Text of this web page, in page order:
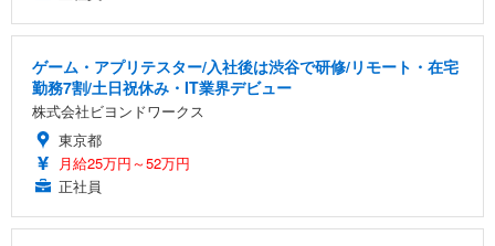
ゲーム・アプリテスター/入社後は渋谷で研修/リモート・在宅
勤務7割/土日祝休み・IT業界デビュー
株式会社ビヨンドワークス
東京都
月給25万円～52万円
正社員